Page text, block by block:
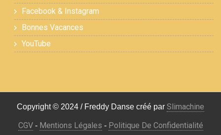
Facebook & Instagram
Bonnes Vacances
YouTube
Copyright © 2024 / Freddy Danse créé par Slimachine
CGV- Mentions Légales - Politique De Confidentialité